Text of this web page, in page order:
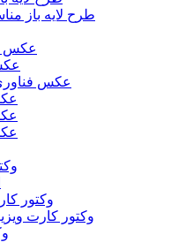
طرح لایه باز
عکس
عکس
وکتور
وکتور کارت